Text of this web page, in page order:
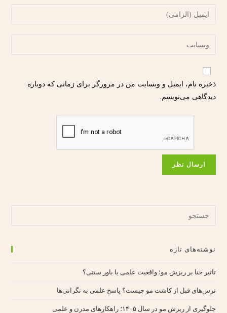
ذخیره نام، ایمیل و وبسایت من در مرورگر برای زمانی که دوباره
دیدگاهی می‌نویسم.
نوشته‌های تازه
تاثیر حنا بر ریزش مو؛ واقعیت علمی یا باور سنتی؟
ترس‌های قبل از کاشت مو چیست؟ پاسخ علمی به نگرانی‌ها
جلوگیری از ریزش مو در سال ۱۴۰۵؛ راهکارهای مدرن و علمی